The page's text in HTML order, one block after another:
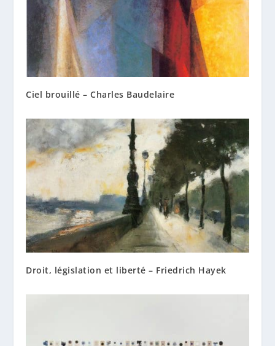
Ciel brouillé – Charles Baudelaire
Droit, législation et liberté – Friedrich Hayek